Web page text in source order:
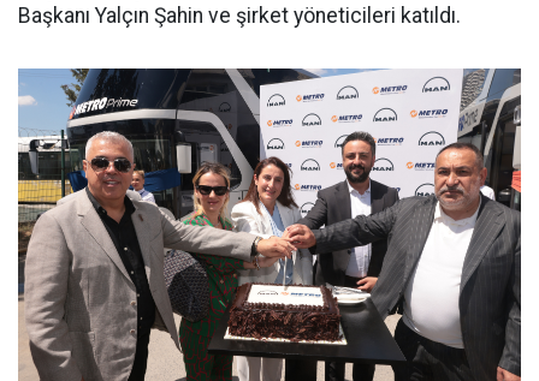
Başkanı Yalçın Şahin ve şirket yöneticileri katıldı.